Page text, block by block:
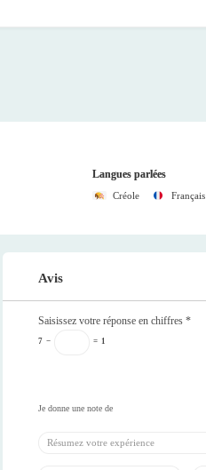
Langues parlées
Créole Français
Avis
Saisissez votre réponse en chiffres*
7 − = 1